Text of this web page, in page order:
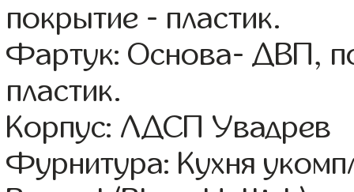
покрытие - пластик.
Фартук: Основа- ДВП,
пластик.
Корпус: ЛДСП Увадрев
Фурнитура: Кухня